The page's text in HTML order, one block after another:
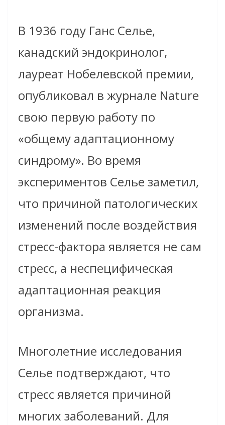
В 1936 году Ганс Селье,
канадский эндокринолог,
лауреат Нобелевской премии,
опубликовал в журнале Nature
свою первую работу по
«общему адаптационному
синдрому». Во время
экспериментов Селье заметил,
что причиной патологических
изменений после воздействия
стресс-фактора является не сам
стресс, а неспецифическая
адаптационная реакция
организма.
Многолетние исследования
Селье подтверждают, что
стресс является причиной
многих заболеваний. Для